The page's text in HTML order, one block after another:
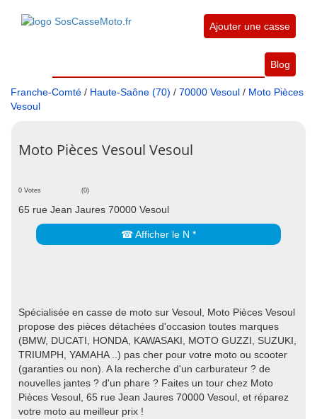
Ajouter une casse
Blog
Franche-Comté / Haute-Saône (70) / 70000 Vesoul / Moto Pièces
Vesoul
Moto Pièces Vesoul Vesoul
0 Votes (0)
65 rue Jean Jaures 70000 Vesoul
☎ Afficher le N *
Spécialisée en casse de moto sur Vesoul, Moto Pièces Vesoul
propose des pièces détachées d'occasion toutes marques
(BMW, DUCATI, HONDA, KAWASAKI, MOTO GUZZI, SUZUKI,
TRIUMPH, YAMAHA ..) pas cher pour votre moto ou scooter
(garanties ou non). A la recherche d'un carburateur ? de
nouvelles jantes ? d'un phare ? Faites un tour chez Moto
Pièces Vesoul, 65 rue Jean Jaures 70000 Vesoul, et réparez
votre moto au meilleur prix !